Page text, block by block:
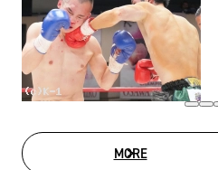
MOREPHOTO GALLERY